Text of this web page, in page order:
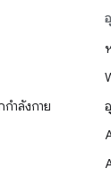
กำลังกาย